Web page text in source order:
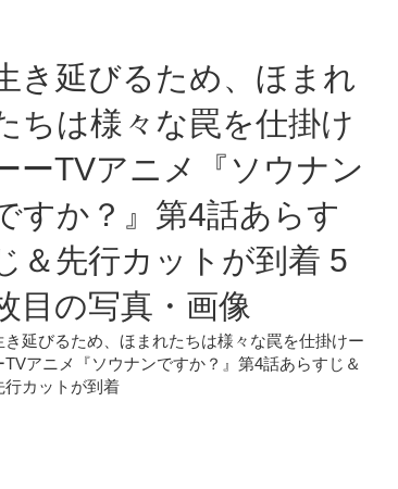
き延びるため、ほまれ
ちは様々な罠を仕掛け
ーTVアニメ『ソウナン
すか？』第4話あらす
＆先行カットが到着 5
目の写真・画像
き延びるため、ほまれたちは様々な罠を仕掛けー
TVアニメ『ソウナンですか？』第4話あらすじ＆
行カットが到着